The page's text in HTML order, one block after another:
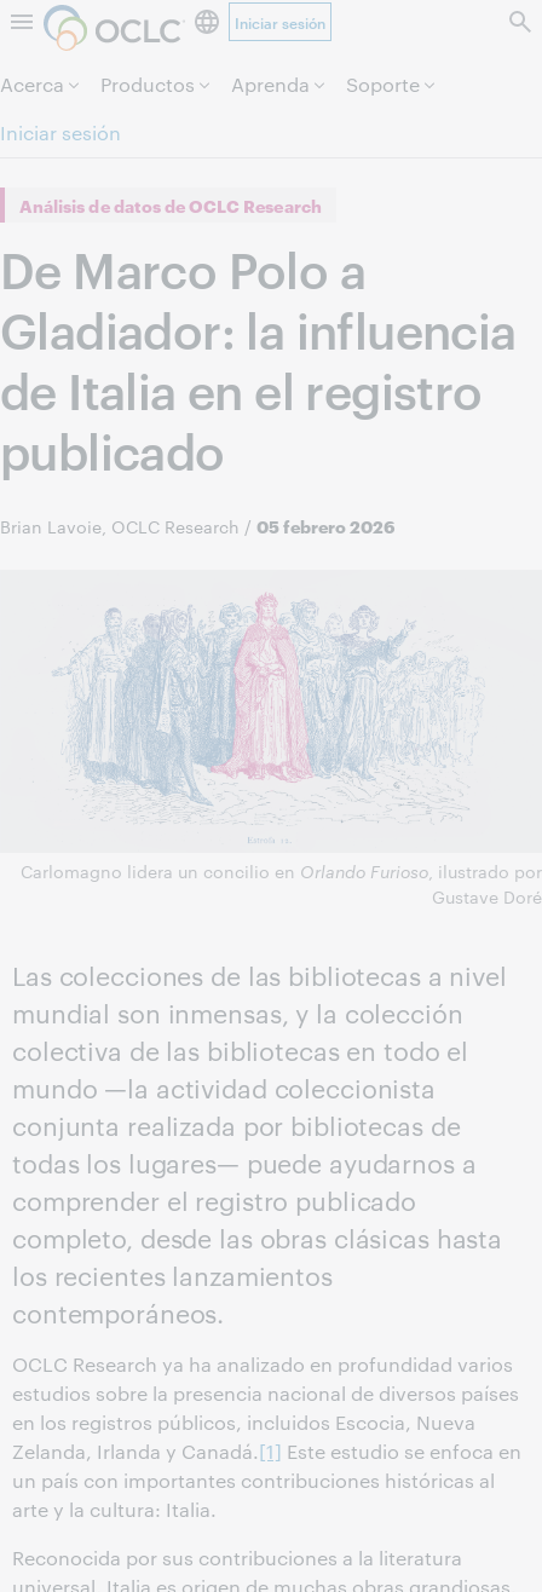
Saltar al contenido.
Iniciar sesión
Acerca Productos Aprenda
Soporte
Iniciar sesión
Análisis de datos de OCLC Research
De Marco Polo a
Gladiador: la influencia
de Italia en el registro
publicado
Brian Lavoie, OCLC Research / 05 febrero 2026
Carlomagno lidera un concilio en Orlando Furioso, ilustrado por
Gustave Doré
Las colecciones de las bibliotecas a nivel
mundial son inmensas, y la colección
colectiva de las bibliotecas en todo el
mundo —la actividad coleccionista
conjunta realizada por bibliotecas de
todas los lugares— puede ayudarnos a
comprender el registro publicado
completo, desde las obras clásicas hasta
los recientes lanzamientos
contemporáneos.
OCLC Research ya ha analizado en profundidad varios
estudios sobre la presencia nacional de diversos países
en los registros públicos, incluidos Escocia, Nueva
Zelanda, Irlanda y Canadá.[1] Este estudio se enfoca en
un país con importantes contribuciones históricas al
arte y la cultura: Italia.
Reconocida por sus contribuciones a la literatura
universal, Italia es origen de muchas obras grandiosas.